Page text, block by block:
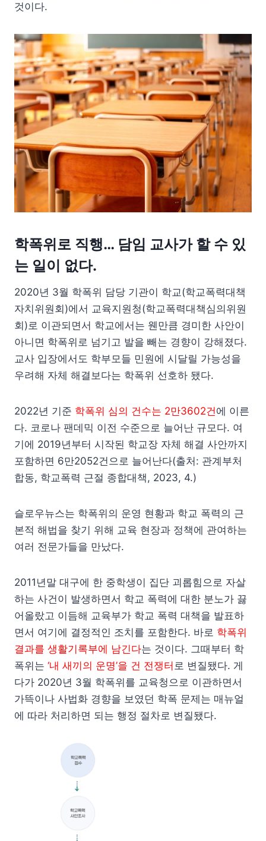
것이다.
학폭위로 직행… 담임 교사가 할 수 있
는 일이 없다.
2020년 3월 학폭위 담당 기관이 학교(학교폭력대책
자치위원회)에서 교육지원청(학교폭력대책심의위원
회)로 이관되면서 학교에서는 웬만큼 경미한 사안이
아니면 학폭위로 넘기고 발을 빼는 경향이 강해졌다.
교사 입장에서도 학부모들 민원에 시달릴 가능성을
우려해 자체 해결보다는 학폭위 선호하 됐다.
2022년 기준 학폭위 심의 건수는 2만3602건에 이른
다. 코로나 팬데믹 이전 수준으로 늘어난 규모다. 여
기에 2019년부터 시작된 학교장 자체 해결 사안까지
포함하면 6만2052건으로 늘어난다(출처: 관계부처
합동, 학교폭력 근절 종합대책, 2023, 4.)
슬로우뉴스는 학폭위의 운영 현황과 학교 폭력의 근
본적 해법을 찾기 위해 교육 현장과 정책에 관여하는
여러 전문가들을 만났다.
2011년말 대구에 한 중학생이 집단 괴롭힘으로 자살
하는 사건이 발생하면서 학교 폭력에 대한 분노가 끓
어올랐고 이듬해 교육부가 학교 폭력 대책을 발표하
면서 여기에 결정적인 조치를 포함한다. 바로 학폭위
결과를 생활기록부에 남긴다는 것이다. 그때부터 학
폭위는 ‘내 새끼의 운명’을 건 전쟁터 로 변질됐다. 게
다가 2020년 3월 학폭위를 교육청으로 이관하면서
가뜩이나 사법화 경향을 보였던 학폭 문제는 매뉴얼
에 따라 처리하면 되는 행정 절차로 변질됐다.